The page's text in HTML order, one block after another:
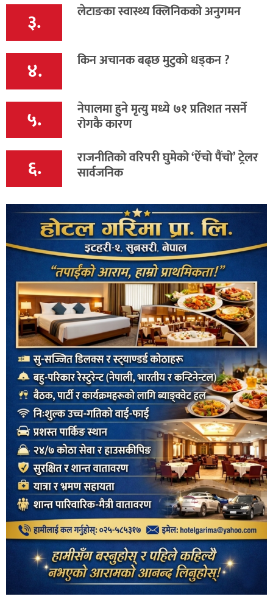
३. लेटाङका स्वास्थ्य क्लिनिकको अनुगमन
४. किन अचानक बढ्छ मुटुको धड्कन ?
५. नेपालमा हुने मृत्यु मध्ये ७१ प्रतिशत नसर्ने
रोगकै कारण
६. राजनीतिको वरिपरी घुमेको ‘ऐंचो पैंचो’ ट्रेलर
सार्वजनिक